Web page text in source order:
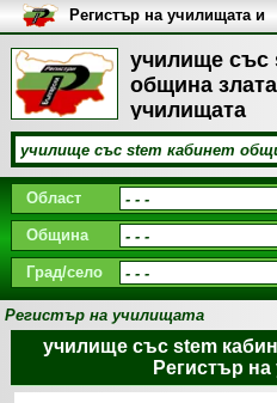
училище със
община
училищата
Регистър на училищата и
университетите в
Област
Община
Град/село
Регистър на училищата
училище със stem
Регистър